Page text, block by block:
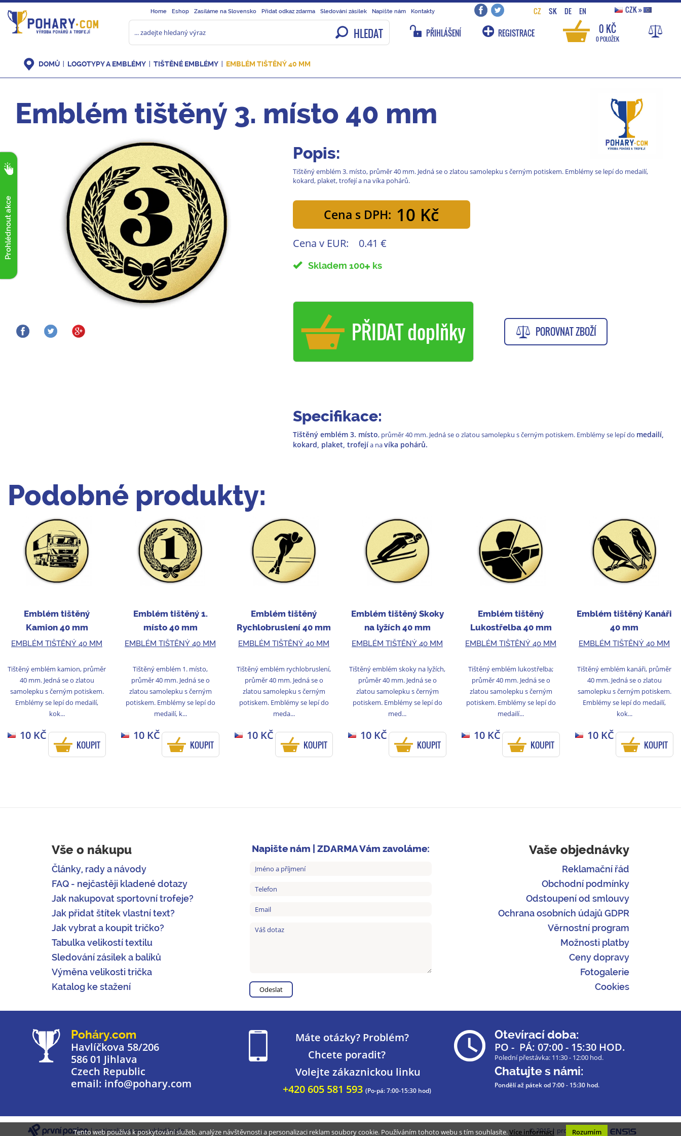
Home Eshop Zasíláme na Slovensko Přidat odkaz zdarma Sledování zásilek Napište nám Kontakty CZ SK DE EN CZK»
HLEDAT PŘIHLÁŠENÍ REGISTRACE 0 KČ
0 POLOŽEK
Prohlédnout akce
DOMŮ LOGOTYPY A EMBLÉMY TIŠTĚNÉ EMBLÉMY EMBLÉM TIŠTĚNÝ 40 MM
Emblém tištěný 3. místo 40 mm
Popis:
Tištěný emblém 3. místo, průměr 40 mm. Jedná se o zlatou samolepku s černým potiskem. Emblémy se lepí do medailí,
kokard, plaket, trofejí a na víka pohárů.
Cena s DPH: 10 Kč
Cena v EUR: 0.41 €
Skladem 100 ks
PŘIDAT doplňky POROVNAT ZBOŽÍ
Specifikace:
Tištěný emblém 3. místo, průměr 40 mm. Jedná se o zlatou samolepku s černým potiskem. Emblémy se lepí do medailí,
kokard, plaket, trofejía navíka pohárů.
Podobné produkty:
Emblém tištěný
Kamion 40 mm
EMBLÉM TIŠTĚNÝ 40 MM
Tištěný emblém kamion, průměr
40 mm. Jedná se o zlatou
samolepku s černým potiskem.
Emblémy se lepí do medailí,
kok...
10 KČ
KOUPIT
Emblém tištěný 1.
místo 40 mm
EMBLÉM TIŠTĚNÝ 40 MM
Tištěný emblém 1. místo,
průměr 40 mm. Jedná se o
zlatou samolepku s černým
potiskem. Emblémy se lepí do
medailí, k...
10 KČ
KOUPIT
Emblém tištěný
Rychlobruslení 40 mm
EMBLÉM TIŠTĚNÝ 40 MM
Tištěný emblém rychlobruslení,
průměr 40 mm. Jedná se o
zlatou samolepku s černým
potiskem. Emblémy se lepí do
meda...
10 KČ
KOUPIT
Emblém tištěný Skoky
na lyžích 40 mm
EMBLÉM TIŠTĚNÝ 40 MM
Tištěný emblém skoky na lyžích,
průměr 40 mm. Jedná se o
zlatou samolepku s černým
potiskem. Emblémy se lepí do
med...
10 KČ
KOUPIT
Emblém tištěný
Lukostřelba 40 mm
EMBLÉM TIŠTĚNÝ 40 MM
Tištěný emblém lukostřelba;
průměr 40 mm. Jedná se o
zlatou samolepku s černým
potiskem. Emblémy se lepí do
medailí...
10 KČ
KOUPIT
Emblém tištěný Kanáři
40 mm
EMBLÉM TIŠTĚNÝ 40 MM
Tištěný emblém kanáři, průměr
40 mm. Jedná se o zlatou
samolepku s černým potiskem.
Emblémy se lepí do medailí,
kok...
10 KČ
KOUPIT
Vše o nákupu
Články, rady a návody
FAQ - nejčastěji kladené dotazy
Jak nakupovat sportovní trofeje?
Jak přidat štítek vlastní text?
Jak vybrat a koupit tričko?
Tabulka velikostí textilu
Sledování zásilek a balíků
Výměna velikosti trička
Katalog ke stažení
Napište nám | ZDARMA Vám zavoláme: Vaše objednávky
Reklamační řád
Obchodní podmínky
Odstoupení od smlouvy
Ochrana osobních údajů GDPR
Věrnostní program
Možnosti platby
Ceny dopravy
Fotogalerie
Cookies
Poháry.com
Havlíčkova 58/206
586 01 Jihlava
Czech Republic
email: info@pohary.com
Máte otázky? Problém?
Chcete poradit?
Volejte zákaznickou linku
+420 605 581 593 (Po-pá: 7:00-15:30 hod)
Otevírací doba:
PO - PÁ: 07:00 - 15:30 HOD.
Polední přestávka: 11:30 - 12:00 hod.
Chatujte s námi:
Pondělí až pátekod 7:00 - 15:30 hod.
| optimalizace pro vyhledávače © 2015 | programmed by
Tento web používá k poskytování služeb, analýze návštěvnosti a personalizaci reklam soubory cookie. Používáním tohoto webu s tím souhlasíte.Více informací Rozumím